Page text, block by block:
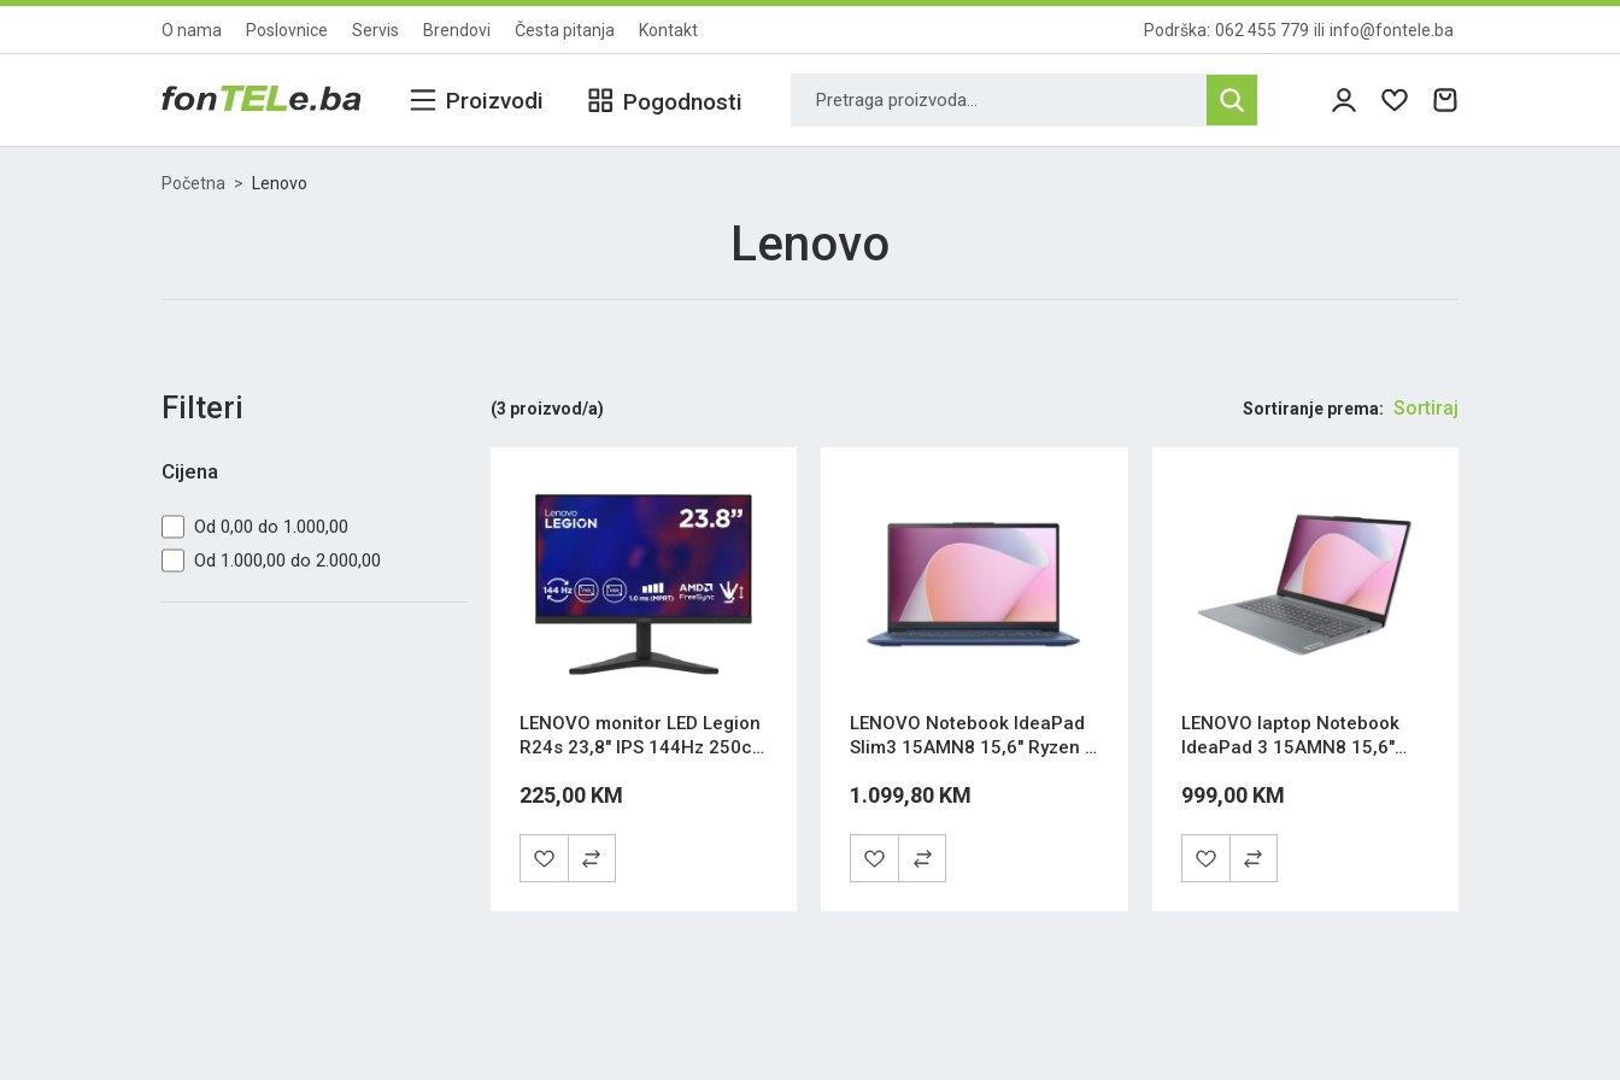
O nama Poslovnice Servis Brendovi Česta pitanja Kontakt Podrška: 062 455 779 ili info@fontele.ba
Proizvodi Pogodnosti
Početna Lenovo
Lenovo
Filteri
Cijena
Od 0,00 do 1.000,00
Od 1.000,00 do 2.000,00
(3 proizvod/a) Sortiranje prema: Sortiraj
LENOVO monitor LED Legion
R24s 23,8" IPS 144Hz 250cd
225,00 KM
LENOVO Notebook IdeaPad
Slim3 15AMN8 15,6" Ryzen 5
Plava
1.099,80 KM
LENOVO laptop Notebook
IdeaPad 3 15AMN8 15,6"
FreeDos Siva
999,00 KM